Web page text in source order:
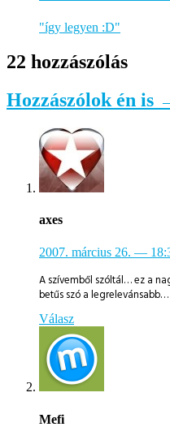
"így legyen :D"
22 hozzászólás
Hozzászólok én is
axes
2007. március 26. —
A szívemből szóltál… ez a
betűs szó a
Válasz
Mefi